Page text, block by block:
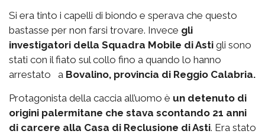
Si era tinto i capelli di biondo e sperava che questo
bastasse per non farsi trovare. Invece gli
investigatori della Squadra Mobile di Asti gli sono
stati con il fiato sul collo fino a quando lo hanno
arrestato a Bovalino, provincia di Reggio Calabria.
Protagonista della caccia all’uomo è un detenuto di
origini palermitane che stava scontando 21 anni
di carcere alla Casa di Reclusione di Asti. Era stato